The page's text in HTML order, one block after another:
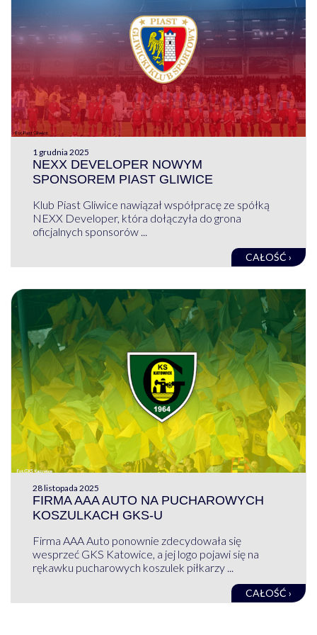
1 grudnia 2025
NEXX DEVELOPER NOWYM
SPONSOREM PIAST GLIWICE
Klub Piast Gliwice nawiązał współpracę ze spółką
NEXX Developer, która dołączyła do grona
oficjalnych sponsorów ...
CAŁOŚĆ ›
28 listopada 2025
FIRMA AAA AUTO NA PUCHAROWYCH
KOSZULKACH GKS-U
Firma AAA Auto ponownie zdecydowała się
wesprzeć GKS Katowice, a jej logo pojawi się na
rękawku pucharowych koszulek piłkarzy ...
CAŁOŚĆ ›